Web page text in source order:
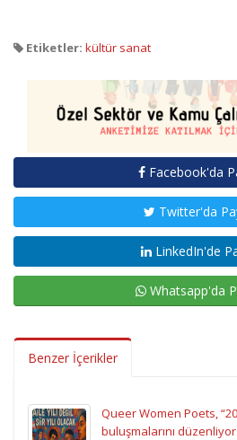
Etiketler: kültür sanat
Facebook'da
Twitter'da
LinkedIn'de
Whatsapp'da
Benzer İçerikler
Queer Women Poets,
buluşmalarını düzenliyor